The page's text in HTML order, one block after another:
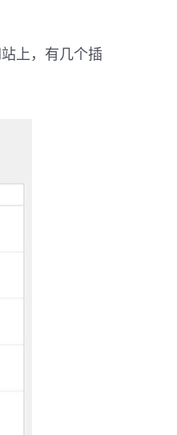
上，有几个插